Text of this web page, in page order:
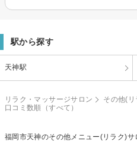
駅から探す
天神駅
リラク・マッサージサロン その他(リ
口コミ数順（すべて）
福岡市天神のその他メニュー(リラク)サ